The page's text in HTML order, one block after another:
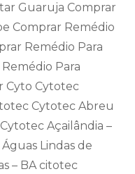
Guaruja Comprar
Comprar Remédio
Remédio Para
Para
Cyto Cytotec
Cytotec Abreu
Açailândia –
Lindas de
– BA citotec